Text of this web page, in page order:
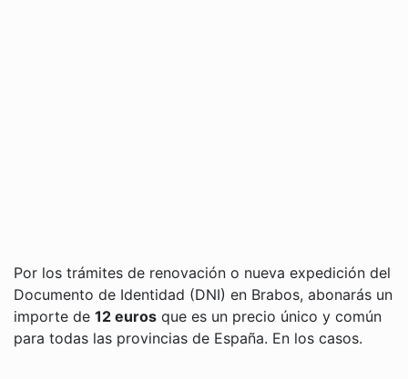
Por los trámites de renovación o nueva expedición del
Documento de Identidad (DNI) en Brabos, abonarás un
importe de 12 euros que es un precio único y común
para todas las provincias de España. En los casos.